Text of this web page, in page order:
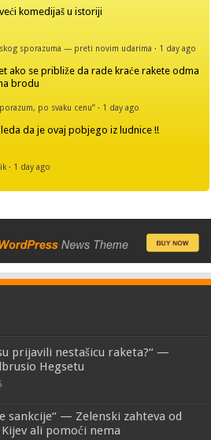
komedijaš u istoriji
sporazuma — preti novim udarima · 1 day ago
ako se približe da rade kraće rakete odma
brodu
po svaku cenu” · 1 day ago
da je ovaj pobjego iz ludnice !!
· 1 day ago
prijavili nestašicu raketa?“ —
Hegsetu
sankcije“ — Zelenski zahteva od
ali pomoći nema